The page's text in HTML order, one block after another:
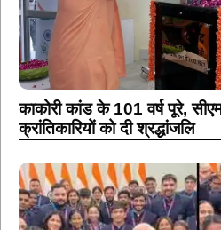
काकोरी कांड के 101 वर्ष पूरे,
क्रांतिकारियों को दी श्रद्धांजलि